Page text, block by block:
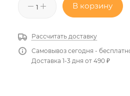
В корзину
Рассчитать доставку
Самовывоз сегодня -
Доставка 1-3 дня от 490 ₽